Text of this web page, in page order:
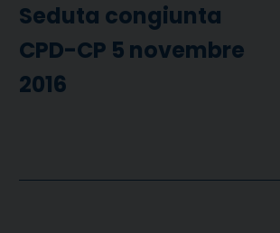
Seduta congiunta
CPD-CP 5 novembre
2016